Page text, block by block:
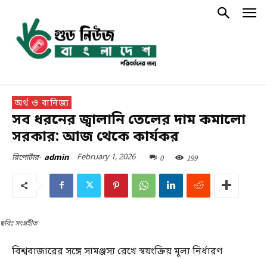
অর্থ ও বানিজ্য
সব ধরনের জ্বালানি তেলের দাম কমালো
সরকার: আজ থেকে কার্যকর
রিপোর্টার- admin February 1, 2026 0 199
ছবিঃ সংগ্রহীত
বিশ্ববাজারের সঙ্গে সামঞ্জস্য রেখে স্বয়ংক্রিয় মূল্য নির্ধারণ